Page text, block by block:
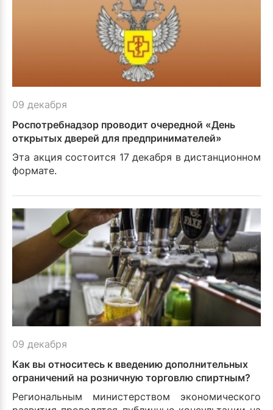
09 декабря
Роспотребнадзор проводит очередной «День
открытых дверей для предпринимателей»
Эта акция состоится 17 декабря в дистанционном
формате.
09 декабря
Как вы относитесь к введению дополнительных
ограничений на розничную торговлю спиртным?
Региональным министерством экономического